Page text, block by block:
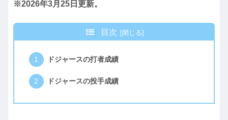
※2026年3月25日更新。
目次
ドジャースの打者成績
ドジャースの投手成績